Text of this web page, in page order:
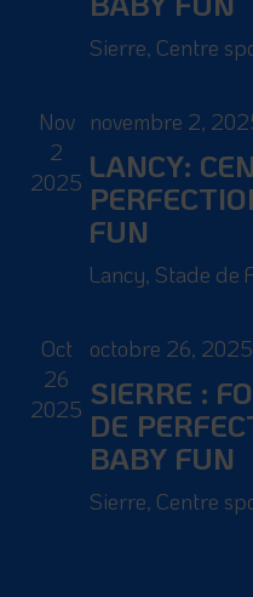
Sierre, Centre
Nov
2
2025
novembre 2,
LANCY:
FUN
Lancy, Stade de
Oct
26
2025
octobre 26, 2025
SIERRE :
DE
BABY FUN
Sierre, Centre